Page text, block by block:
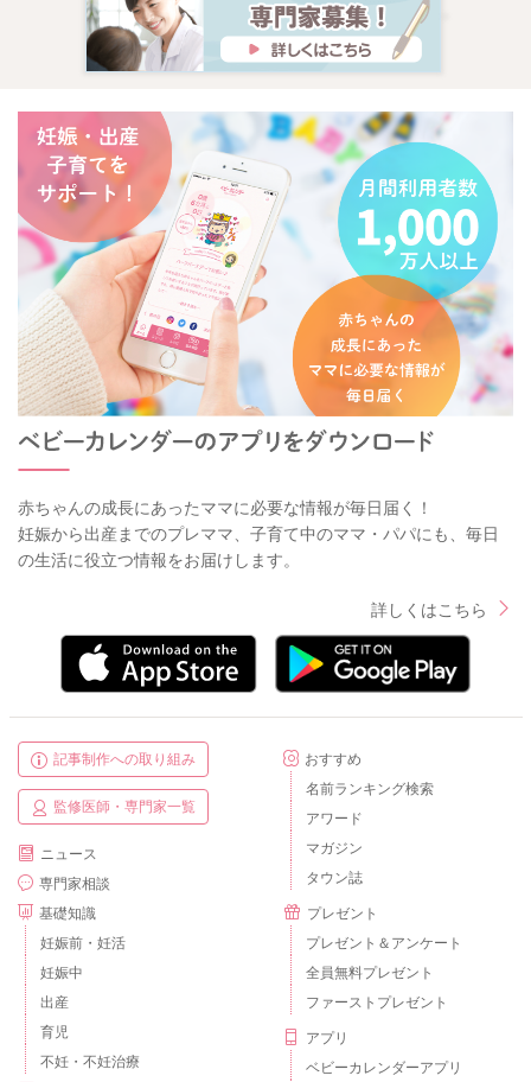
赤ちゃんの成長にあったママに必要な情報が毎日届く！
妊娠から出産までのプレママ、子育て中のママ・パパにも、毎日
の生活に役立つ情報をお届けします。
詳しくはこちら
記事制作への取り組み
監修医師・専門家一覧
ニュース
専門家相談
基礎知識
妊娠前・妊活
妊娠中
出産
育児
不妊・不妊治療
おすすめ
名前ランキング検索
アワード
マガジン
タウン誌
プレゼント
プレゼント＆アンケート
全員無料プレゼント
ファーストプレゼント
アプリ
ベビーカレンダーアプリ